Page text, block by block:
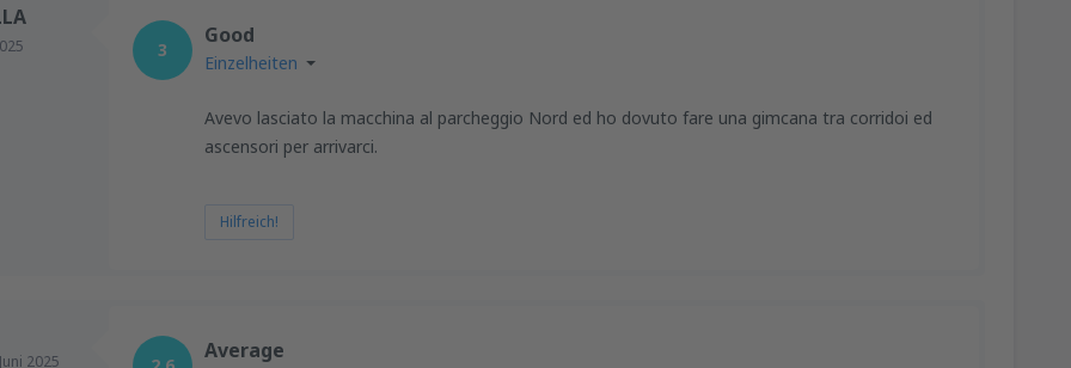
3
Good
Einzelheiten
Avevo lasciato la macchina al parcheggio Nord ed ho dovuto fare una gimcana tra corridoi ed
ascensori per arrivarci.
Hilfreich!
Juni 2025 Average